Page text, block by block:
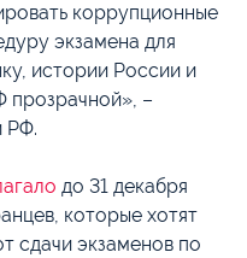
коррупционные
экзамена для
истории России и
прозрачной», –
РФ.
до 31 декабря
которые хотят
сдачи экзаменов по